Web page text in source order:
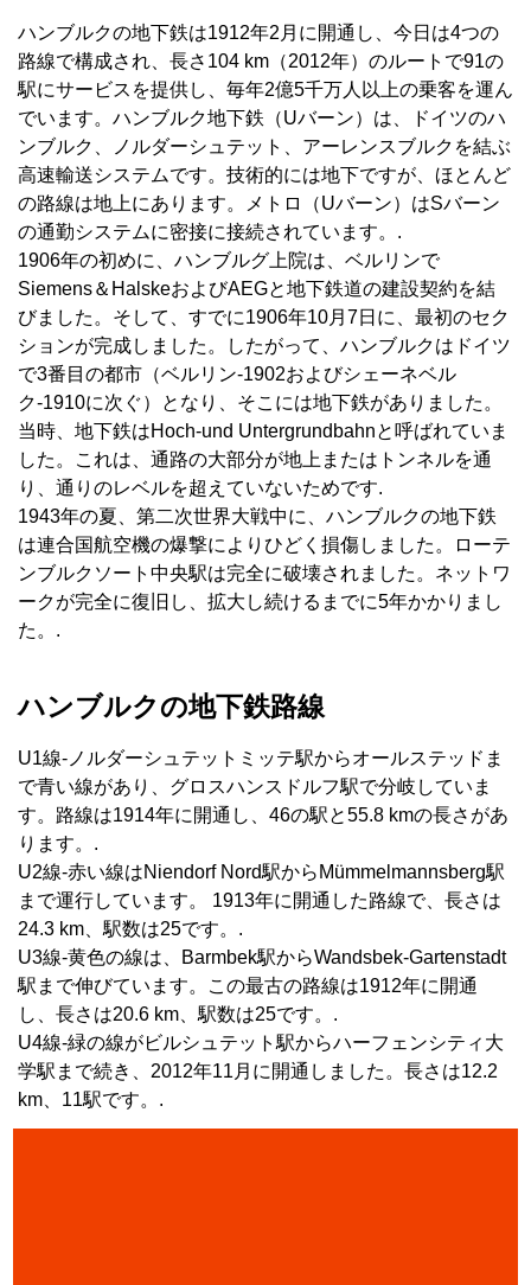
ハンブルクの地下鉄は1912年2月に開通し、今日は4つの
路線で構成され、長さ104 km（2012年）のルートで91の
駅にサービスを提供し、毎年2億5千万人以上の乗客を運ん
でいます。ハンブルク地下鉄（Uバーン）は、ドイツのハ
ンブルク、ノルダーシュテット、アーレンスブルクを結ぶ
高速輸送システムです。技術的には地下ですが、ほとんど
の路線は地上にあります。メトロ（Uバーン）はSバーン
の通勤システムに密接に接続されています。.
1906年の初めに、ハンブルグ上院は、ベルリンで
Siemens＆HalskeおよびAEGと地下鉄道の建設契約を結
びました。そして、すでに1906年10月7日に、最初のセク
ションが完成しました。したがって、ハンブルクはドイツ
で3番目の都市（ベルリン-1902およびシェーネベル
ク-1910に次ぐ）となり、そこには地下鉄がありました。
当時、地下鉄はHoch-und Untergrundbahnと呼ばれていま
した。これは、通路の大部分が地上またはトンネルを通
り、通りのレベルを超えていないためです.
1943年の夏、第二次世界大戦中に、ハンブルクの地下鉄
は連合国航空機の爆撃によりひどく損傷しました。ローテ
ンブルクソート中央駅は完全に破壊されました。ネットワ
ークが完全に復旧し、拡大し続けるまでに5年かかりまし
た。.
ハンブルクの地下鉄路線
U1線-ノルダーシュテットミッテ駅からオールステッドま
で青い線があり、グロスハンスドルフ駅で分岐していま
す。路線は1914年に開通し、46の駅と55.8 kmの長さがあ
ります。.
U2線-赤い線はNiendorf Nord駅からMümmelmannsberg駅
まで運行しています。 1913年に開通した路線で、長さは
24.3 km、駅数は25です。.
U3線-黄色の線は、Barmbek駅からWandsbek-Gartenstadt
駅まで伸びています。この最古の路線は1912年に開通
し、長さは20.6 km、駅数は25です。.
U4線-緑の線がビルシュテット駅からハーフェンシティ大
学駅まで続き、2012年11月に開通しました。長さは12.2
km、11駅です。.